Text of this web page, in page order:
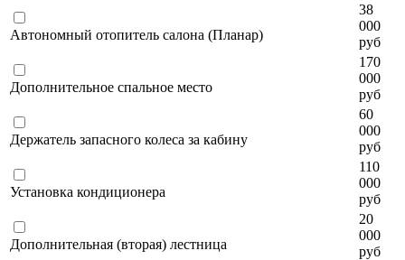
Автономный отопитель салона (Планар)
38
000
руб
Дополнительное спальное место
170
000
руб
Держатель запасного колеса за кабину
60
000
руб
Установка кондиционера
110
000
руб
Дополнительная (вторая) лестница
20
000
руб